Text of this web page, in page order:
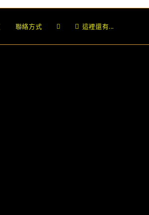
聯絡方式 Toggle 這裡還有...